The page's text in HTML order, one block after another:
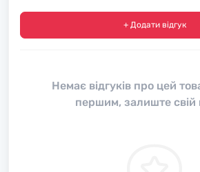
+ Додати відгук
Немає відгуків про цей
першим, залиште свій